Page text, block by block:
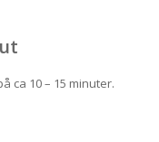
ca 10 – 15 minuter.